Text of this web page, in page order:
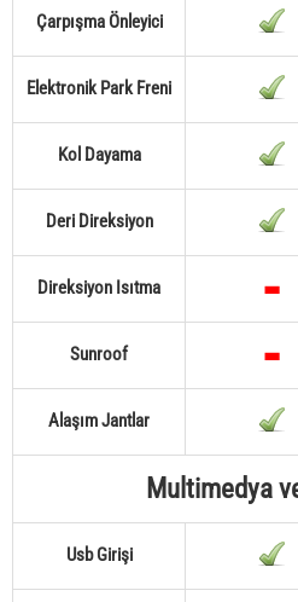
Çarpışma Önleyici
Elektronik Park Freni
Kol Dayama
Deri Direksiyon
Direksiyon Isıtma
Sunroof
Alaşım Jantlar
Multimedya
Usb Girişi